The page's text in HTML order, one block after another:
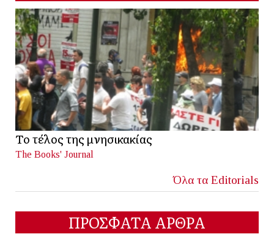
Το τέλος της μνησικακίας
The Books' Journal
Όλα τα Editorials
ΠΡΟΣΦΑΤΑ ΑΡΘΡΑ